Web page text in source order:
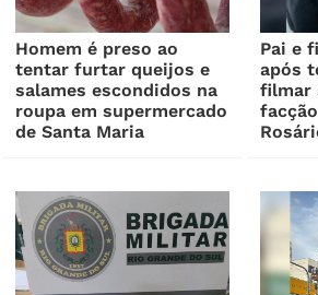
Homem é preso ao
tentar furtar queijos e
salames escondidos na
roupa em supermercado
de Santa Maria
Pai e
após
filmar